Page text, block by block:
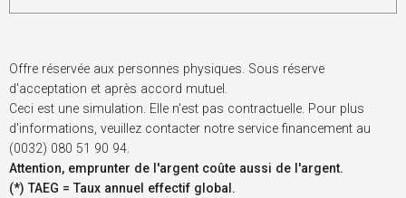
Offre réservée aux personnes physiques. Sous réserve
d'acceptation et après accord mutuel.
Ceci est une simulation. Elle n'est pas contractuelle. Pour plus
d'informations, veuillez contacter notre service financement au
(0032) 080 51 90 94.
Attention, emprunter de l'argent coûte aussi de l'argent.
(*) TAEG = Taux annuel effectif global.